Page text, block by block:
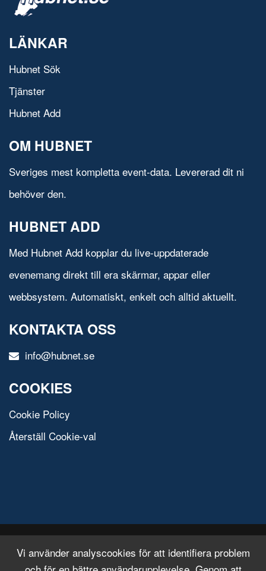
Vi använder analyscookies för att identifiera problem
LÄNKAR
Hubnet Sök
Tjänster
Hubnet Add
OM HUBNET
Sveriges mest kompletta event-data. Levererad dit ni
behöver den.
HUBNET ADD
Med Hubnet Add kopplar du live-uppdaterade
evenemang direkt till era skärmar, appar eller
webbsystem. Automatiskt, enkelt och alltid aktuellt.
KONTAKTA OSS
info@hubnet.se
COOKIES
Cookie Policy
Återställ Cookie-val